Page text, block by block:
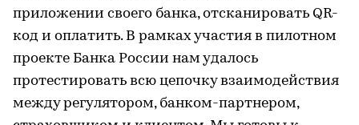
приложении своего банка, отсканировать QR-
код и оплатить. В рамках участия в пилотном
проекте Банка России нам удалось
протестировать всю цепочку взаимодействия
между регулятором, банком-партнером,